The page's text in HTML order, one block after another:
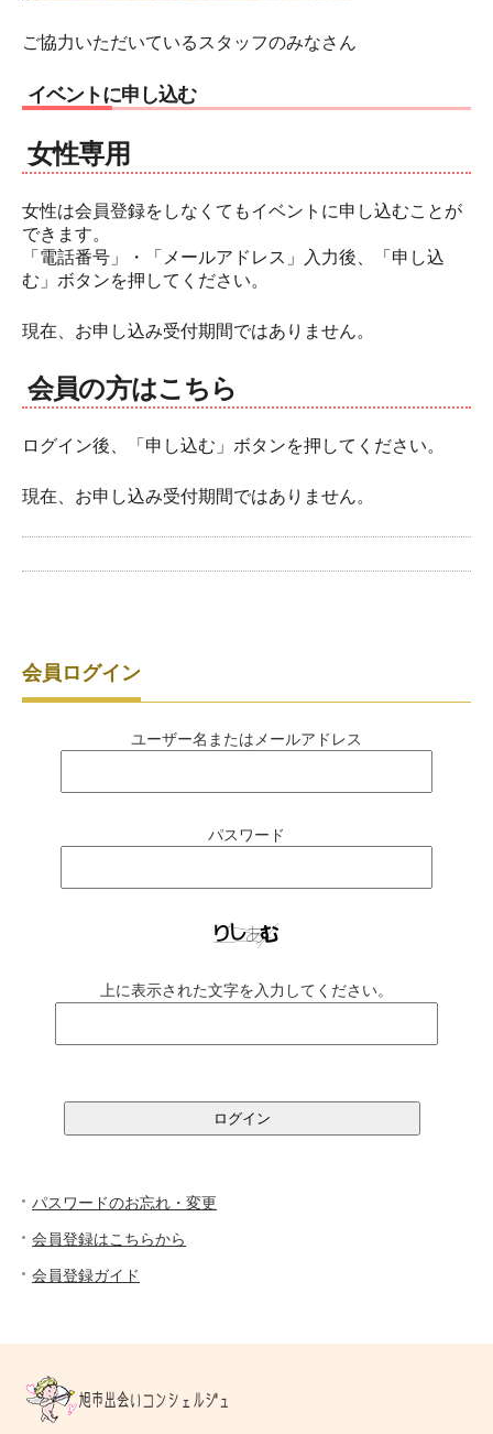
ご協力いただいているスタッフのみなさん
イベントに申し込む
女性専用
女性は会員登録をしなくてもイベントに申し込むことが
できます。
「電話番号」・「メールアドレス」入力後、「申し込
む」ボタンを押してください。
現在、お申し込み受付期間ではありません。
会員の方はこちら
ログイン後、「申し込む」ボタンを押してください。
現在、お申し込み受付期間ではありません。
会員ログイン
ユーザー名またはメールアドレス
パスワード
上に表示された文字を入力してください。
パスワードのお忘れ・変更
会員登録はこちらから
会員登録ガイド